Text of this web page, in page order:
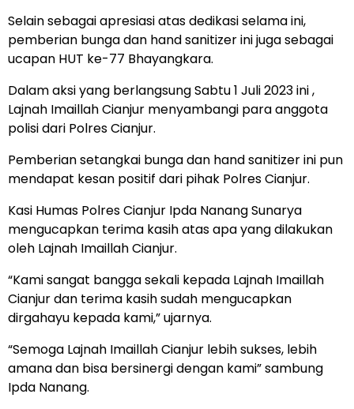
Selain sebagai apresiasi atas dedikasi selama ini,
pemberian bunga dan hand sanitizer ini juga sebagai
ucapan HUT ke-77 Bhayangkara.
Dalam aksi yang berlangsung Sabtu 1 Juli 2023 ini ,
Lajnah Imaillah Cianjur menyambangi para anggota
polisi dari Polres Cianjur.
Pemberian setangkai bunga dan hand sanitizer ini pun
mendapat kesan positif dari pihak Polres Cianjur.
Kasi Humas Polres Cianjur Ipda Nanang Sunarya
mengucapkan terima kasih atas apa yang dilakukan
oleh Lajnah Imaillah Cianjur.
“Kami sangat bangga sekali kepada Lajnah Imaillah
Cianjur dan terima kasih sudah mengucapkan
dirgahayu kepada kami,” ujarnya.
“Semoga Lajnah Imaillah Cianjur lebih sukses, lebih
amana dan bisa bersinergi dengan kami” sambung
Ipda Nanang.